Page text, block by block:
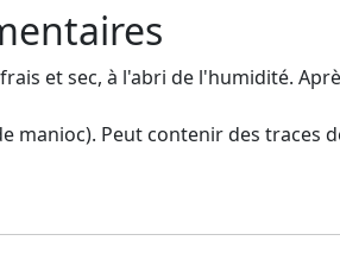
et sec, à l'abri de l'humidité.
manioc). Peut contenir des